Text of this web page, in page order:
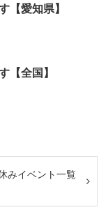
【愛知県】
【全国】
みイベント一覧